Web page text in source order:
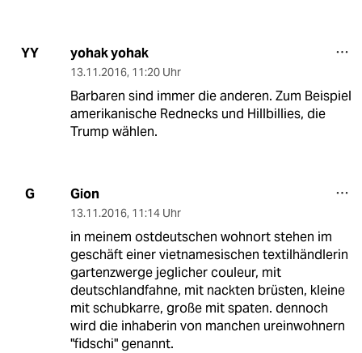
YY yohak yohak
13.11.2016, 11:20 Uhr
Barbaren sind immer die anderen. Zum Beispiel
amerikanische Rednecks und Hillbillies, die
Trump wählen.
G Gion
13.11.2016, 11:14 Uhr
in meinem ostdeutschen wohnort stehen im
geschäft einer vietnamesischen textilhändlerin
gartenzwerge jeglicher couleur, mit
deutschlandfahne, mit nackten brüsten, kleine
mit schubkarre, große mit spaten. dennoch
wird die inhaberin von manchen ureinwohnern
"fidschi" genannt.